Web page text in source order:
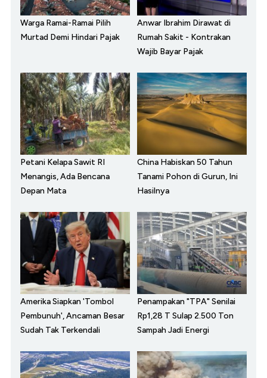
Warga Ramai-Ramai Pilih
Murtad Demi Hindari Pajak
Anwar Ibrahim Dirawat di
Rumah Sakit - Kontrakan
Wajib Bayar Pajak
Petani Kelapa Sawit RI
Menangis, Ada Bencana
Depan Mata
China Habiskan 50 Tahun
Tanami Pohon di Gurun, Ini
Hasilnya
Amerika Siapkan 'Tombol
Pembunuh', Ancaman Besar
Sudah Tak Terkendali
Penampakan "TPA" Senilai
Rp1,28 T Sulap 2.500 Ton
Sampah Jadi Energi